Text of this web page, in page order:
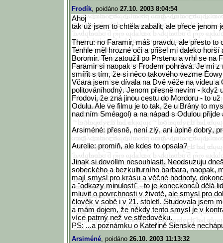
Frodík, poidáno 27.10. 2003 8:04:54
Ahoj
tak už jsem to chtěla zabalit, ale přece jenom
Therru: no Faramir, máš pravdu, ale přesto to
Tenhle měl hrozné oči a přišel mi daleko horší
Boromir. Ten zatoužil po Prstenu a vrhl se na
Faramir si naopak s Frodem pohrává. Je mi z
smířit s tím, že si něco takového vezme
Včara jsem se dívala na Dvě věže na videu a
politováníhodný. Jenom přesně nevím - když
Frodovi, že zná jinou cestu do Mordoru - to
Odulu. Ale ve filmu je to tak, že u Brány to
nad ním Sméagol) a na nápad s Odulou přijde
Arsiméné: přesně, není zlý, ani úplně dobrý,
Aurelie: promiň, ale kdes to opsala?
Jinak si dovolím nesouhlasit. Neodsuzuju
sobeckého a bezkulturního barbara, naopak,
mají smysl pro krásu a věčné hodnoty,
a "odkazy minulosti" - to je koneckonců dělá
mluvit o povrchnosti v životě, ale smysl pro
člověk v sobě i v 21. století. Studovala jsem
a mám dojem, že někdy tento smysl je v
více patrný než ve středověku.
PS: ...a poznámku o Kateřině Sienské
Arsiméné, poidáno 26.10. 2003 11:13:32